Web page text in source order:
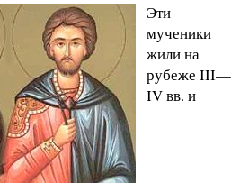
Эти
мученики
жили на
рубеже III—
IV вв. и